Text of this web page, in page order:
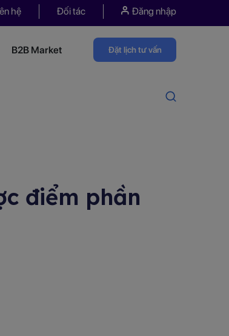
hệ Đối tác Đăng nhập
B2B Market Đặt lịch tư vấn
điểm phần